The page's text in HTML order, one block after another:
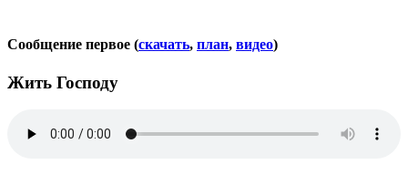
Сообщение первое (скачать, план, видео)
Жить Господу